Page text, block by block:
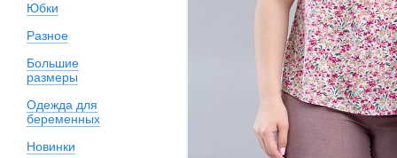
Юбки
Разное
Большие
размеры
Одежда для
беременных
Новинки